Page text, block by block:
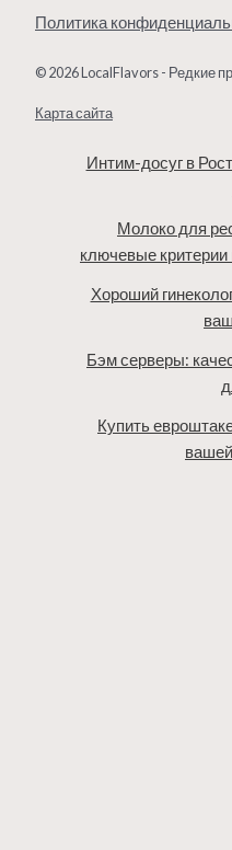
Политика
© 2026 LocalFlavors - Редкие
Карта сайта
Интим-досуг в
Молоко для
ключевые критерии
Хороший
Бэм серверы:
Купить